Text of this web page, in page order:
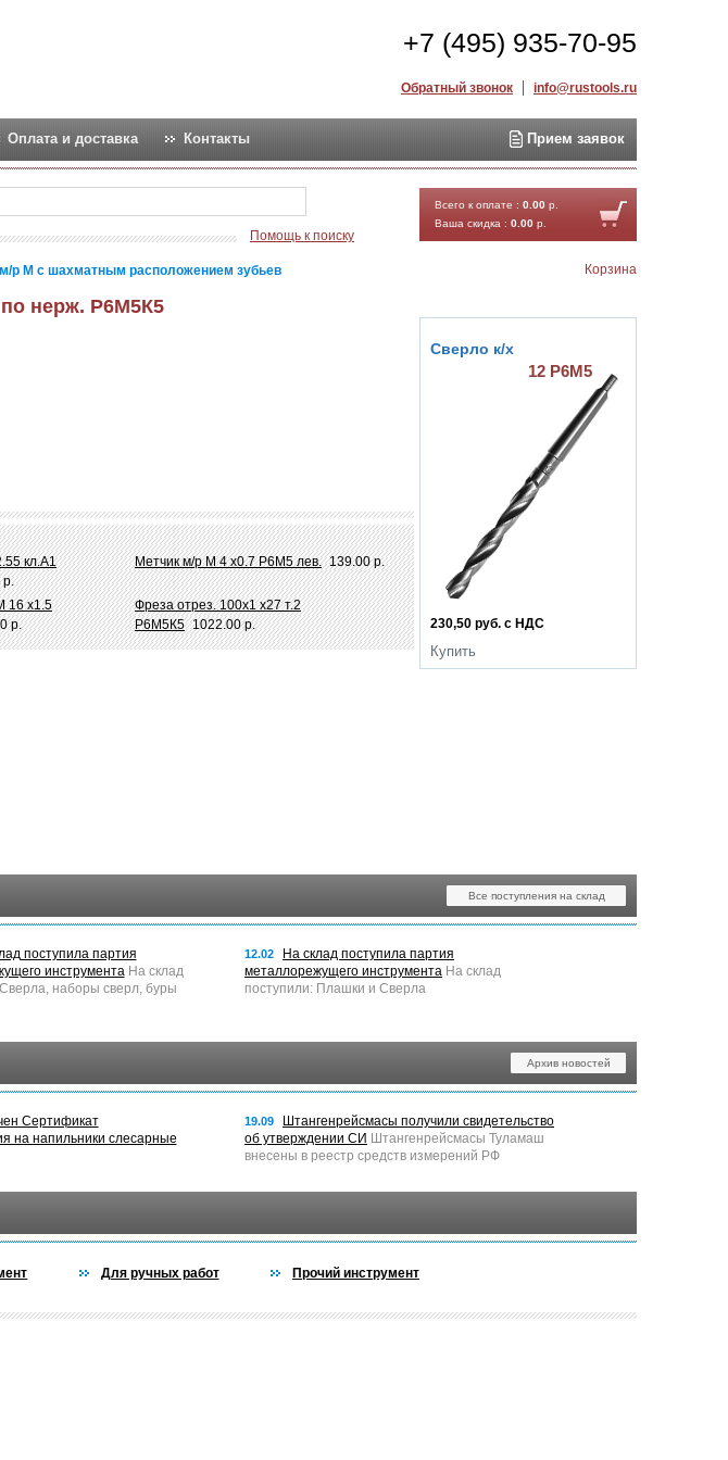
+7 (495) 935-70-95
Обратный звонок info@rustools.ru
Оплата и доставка Контакты Прием заявок
Помощь к поиску
Всего к оплате : 0.00 р.
Ваша скидка : 0.00 р.
Корзина
р М с шахматным расположением зубьев
по нерж. Р6М5К5
кл.А1
р.
Метчик м/р М 4 х0.7 Р6М5 лев. 139.00 р.
16 х1.5
р.
Фреза отрез. 100х1 х27 т.2
Р6М5К5 1022.00 р. 230,50 руб. с НДС
Купить
Сверло к/х
12 Р6М5
678,50 руб. с НДС
Купить
Метчик машинный
С шахм. расп. зубьев
Все поступления на склад
поступила партия
инструментаНа склад
наборы сверл, буры
12.02
На склад поступила партия
металлорежущего инструмента На склад
поступили: Плашки и Сверла
Архив новостей
Сертификат
на напильники слесарные
19.09
Штангенрейсмасы получили свидетельство
об утверждении СИ Штангенрейсмасы Туламаш
внесены в реестр средств измерений РФ
Для ручных работ Прочий инструмент